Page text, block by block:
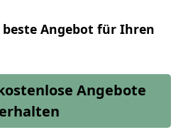
beste Angebot für Ihren
Angebote
erhalten